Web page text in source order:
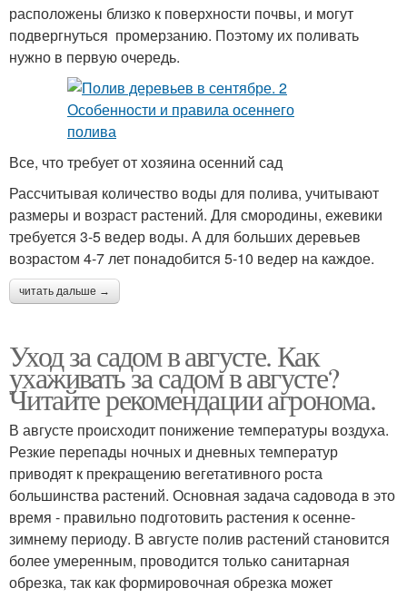
расположены близко к поверхности почвы, и могут
подвергнуться промерзанию. Поэтому их поливать
нужно в первую очередь.
Все, что требует от хозяина осенний сад
Рассчитывая количество воды для полива, учитывают
размеры и возраст растений. Для смородины, ежевики
требуется 3-5 ведер воды. А для больших деревьев
возрастом 4-7 лет понадобится 5-10 ведер на каждое.
читать дальше →
Уход за садом в августе. Как
ухаживать за садом в августе?
Читайте рекомендации агронома.
В августе происходит понижение температуры воздуха.
Резкие перепады ночных и дневных температур
приводят к прекращению вегетативного роста
большинства растений. Основная задача садовода в это
время - правильно подготовить растения к осенне-
зимнему периоду. В августе полив растений становится
более умеренным, проводится только санитарная
обрезка, так как формировочная обрезка может